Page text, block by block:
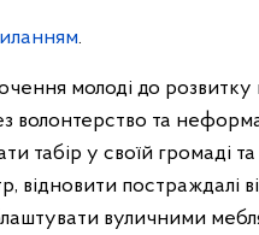
.
молоді до розвитку
волонтерство та
табір у своїй громаді
відновити постраждалі
вуличними